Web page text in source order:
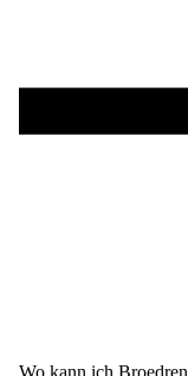
Wo kann ich